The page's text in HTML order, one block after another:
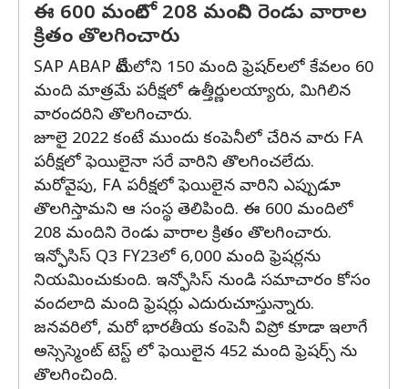
ఈ 600 మందిలో 208 మందిని రెండు వారాల
క్రితం తొలగించారు
SAP ABAP టీమ్‌లోని 150 మంది ఫ్రెషర్‌లలో కేవలం 60
మంది మాత్రమే పరీక్షలో ఉత్తీర్ణులయ్యారు, మిగిలిన
వారందరిని తొలగించారు.
జూలై 2022 కంటే ముందు కంపెనీలో చేరిన వారు FA
పరీక్షలో ఫెయిలైనా సరే వారిని తొలగించలేదు.
మరోవైపు, FA పరీక్షలో ఫెయిలైన వారిని ఎప్పుడూ
తొలగిస్తామని ఆ సంస్థ తెలిపింది. ఈ 600 మందిలో
208 మందిని రెండు వారాల క్రితం తొలగించారు.
ఇన్ఫోసిస్ Q3 FY23లో 6,000 మంది ఫ్రెషర్లను
నియమించుకుంది. ఇన్ఫోసిస్ నుండి సమాచారం కోసం
వందలాది మంది ఫ్రెషర్లు ఎదురుచూస్తున్నారు.
జనవరిలో, మరో భారతీయ కంపెనీ విప్రో కూడా ఇలాగే
అస్సెస్మెంట్ టెస్ట్ లో ఫెయిలైన 452 మంది ఫ్రెషర్స్ ను
తొలగించింది.